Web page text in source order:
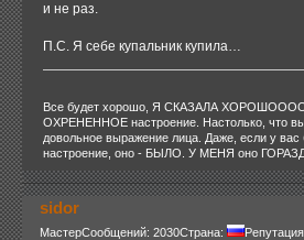
и не раз.
П.С. Я себе купальник купила…
Все будет хорошо, Я СКАЗАЛА
ОХРЕНЕННОЕ настроение. Настолько, что
довольное выражение лица. Даже, если у
настроение, оно - БЫЛО. У МЕНЯ оно
sidor
МастерСообщений: 2030Страна: